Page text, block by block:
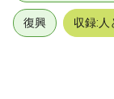
復興 収録: